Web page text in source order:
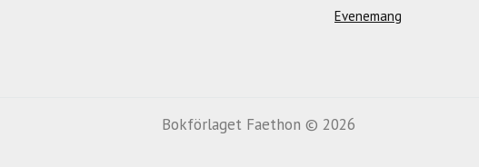
Evenemang
Bokförlaget Faethon © 2026